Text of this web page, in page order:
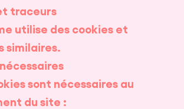
traceurs
utilise des cookies et
similaires.
sont nécessaires au
du site :